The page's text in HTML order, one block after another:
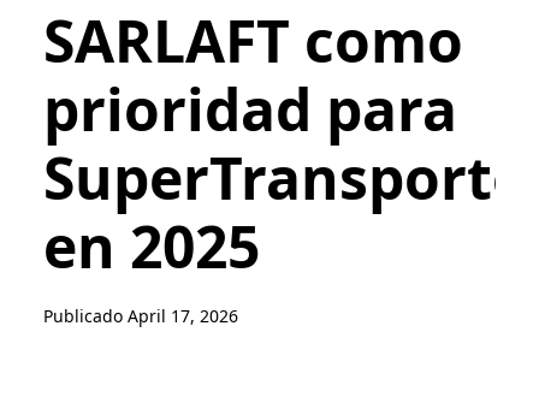
SARLAFT como
prioridad para
SuperTransporte
en 2025
Publicado April 17, 2026